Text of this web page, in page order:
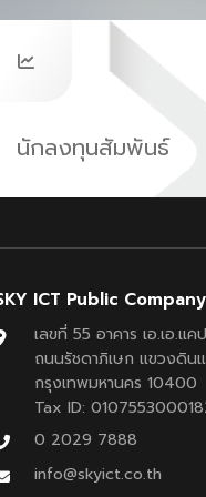
นักลงทุนสัมพันธ์
ICT Public
เลขที่ 55 อาคาร เอ.เอ.
ถนนรัชดาภิเษก แขวงดิน
กรุงเทพมหานคร 10400
Tax ID:
0 2029 7888
info@skyict.co.th